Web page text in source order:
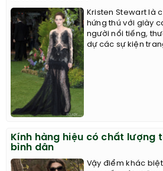
Kristen Stewart là
hứng thú với giày
người nổi tiếng,
dự các sự kiện
Kính hàng hiệu có chất lượng
bình dân
Vậy điểm khác